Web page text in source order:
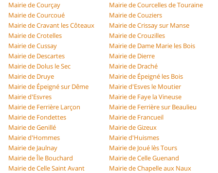
Mairie de Courçay
Mairie de Courcelles de Touraine
Mairie de Courcoué
Mairie de Couziers
Mairie de Cravant les Côteaux
Mairie de Crissay sur Manse
Mairie de Crotelles
Mairie de Crouzilles
Mairie de Cussay
Mairie de Dame Marie les Bois
Mairie de Descartes
Mairie de Dierre
Mairie de Dolus le Sec
Mairie de Draché
Mairie de Druye
Mairie de Épeigné les Bois
Mairie de Épeigné sur Dême
Mairie d'Esves le Moutier
Mairie d'Esvres
Mairie de Faye la Vineuse
Mairie de Ferrière Larçon
Mairie de Ferrière sur Beaulieu
Mairie de Fondettes
Mairie de Francueil
Mairie de Genillé
Mairie de Gizeux
Mairie d'Hommes
Mairie d'Huismes
Mairie de Jaulnay
Mairie de Joué lès Tours
Mairie de Île Bouchard
Mairie de Celle Guenand
Mairie de Celle Saint Avant
Mairie de Chapelle aux Naux